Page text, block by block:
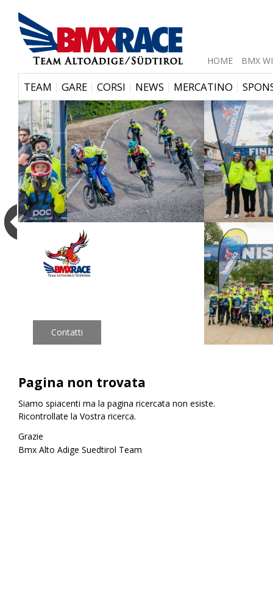
HOME BMX
TEAM | GARE | CORSI | NEWS | MERCATINO |
Pagina non trovata
Siamo spiacenti ma la pagina ricercata non esiste.
Ricontrollate la Vostra ricerca.
Grazie
Bmx Alto Adige Suedtirol Team